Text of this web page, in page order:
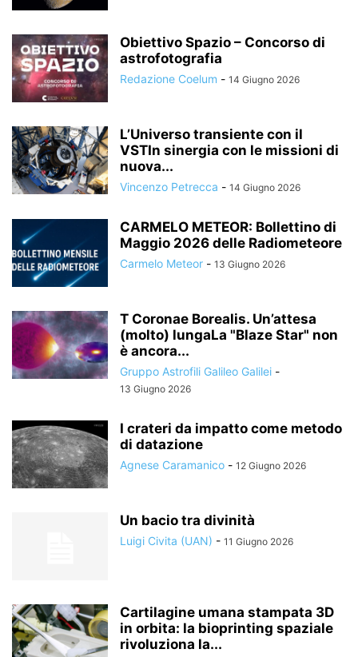
Obiettivo Spazio – Concorso di
astrofotografia
Redazione Coelum - 14 Giugno 2026
L’Universo transiente con il
VSTIn sinergia con le missioni di
nuova...
Vincenzo Petrecca - 14 Giugno 2026
CARMELO METEOR: Bollettino di
Maggio 2026 delle Radiometeore
Carmelo Meteor - 13 Giugno 2026
T Coronae Borealis. Un’attesa
(molto) lungaLa "Blaze Star" non
è ancora...
Gruppo Astrofili Galileo Galilei -
13 Giugno 2026
I crateri da impatto come metodo
di datazione
Agnese Caramanico - 12 Giugno 2026
Un bacio tra divinità
Luigi Civita (UAN) - 11 Giugno 2026
Cartilagine umana stampata 3D
in orbita: la bioprinting spaziale
rivoluziona la...